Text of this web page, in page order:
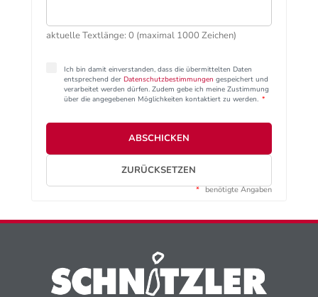
aktuelle Textlänge: 0 (maximal 1000 Zeichen)
Ich bin damit einverstanden, dass die übermittelten Daten
entsprechend der Datenschutzbestimmungen gespeichert und
verarbeitet werden dürfen. Zudem gebe ich meine Zustimmung
über die angegebenen Möglichkeiten kontaktiert zu werden. *
ABSCHICKEN
ZURÜCKSETZEN
* benötigte Angaben